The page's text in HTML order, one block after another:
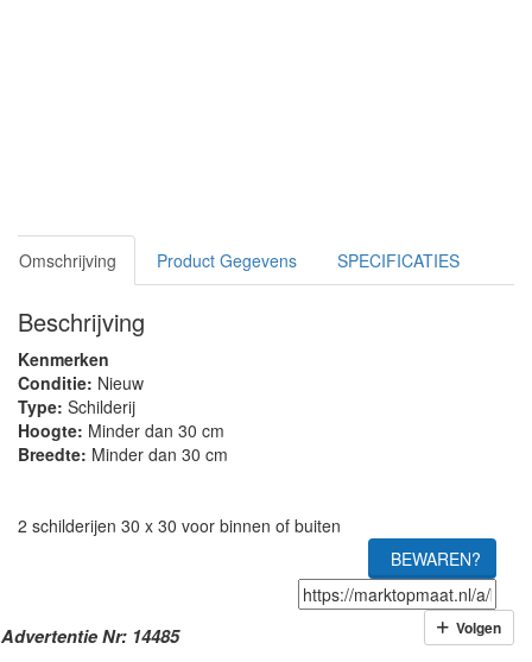
Omschrijving Product Gegevens SPECIFICATIES
Beschrijving
Kenmerken
Conditie: Nieuw
Type: Schilderij
Hoogte: Minder dan 30 cm
Breedte: Minder dan 30 cm
2 schilderijen 30 x 30 voor binnen of buiten
BEWAREN?
Advertentie Nr: 14485 Volgen